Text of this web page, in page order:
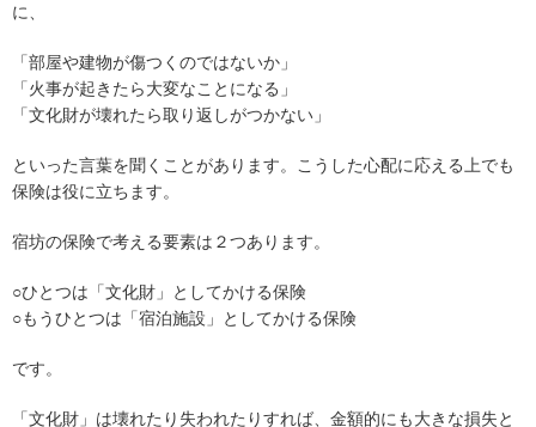
に、
「部屋や建物が傷つくのではないか」
「火事が起きたら大変なことになる」
「文化財が壊れたら取り返しがつかない」
といった言葉を聞くことがあります。こうした心配に応える上でも
保険は役に立ちます。
宿坊の保険で考える要素は２つあります。
○ひとつは「文化財」としてかける保険
○もうひとつは「宿泊施設」としてかける保険
です。
「文化財」は壊れたり失われたりすれば、金額的にも大きな損失と